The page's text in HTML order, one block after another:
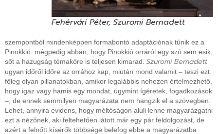
Fehérvári Péter, Szuromi Bernadett
szempontból mindenképpen formabontó adaptációnak tűnik ez a
Pinokkió: mégpedig abban, hogy Pinokkió orráról egy szó sem esik,
sőt a hazugság témaköre is teljesen kimarad. Szuromi Bernadett
ugyan időről időre az orrához kap, miután mond valamit – teszi ezt
főleg olyan pillanatokban, amikor legalábbis nehezen értelmezhető,
hogy igaz vagy hamis egy mondat, úgymint ígéretek, fogadkozások
–, de ennek semmilyen magyarázata nem hangzik el a szövegben.
Lehet, annyira evidens, hogy méltóságon aluli lenne magyarázgatni
ezt a nézőnek, aki feltehetően látott már egy pár feldolgozást, de
azért a felnőtt kísérők többsége belefog ebbe a magyarázatba